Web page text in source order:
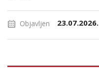
Objavljen 23.07.2026.